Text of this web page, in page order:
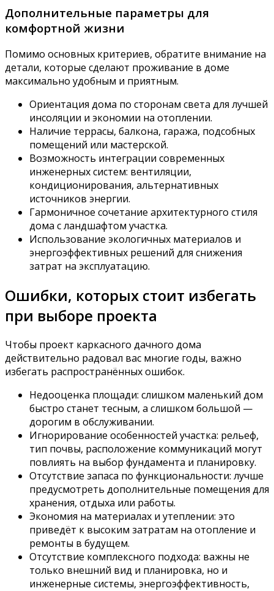
Дополнительные параметры для
комфортной жизни
Помимо основных критериев, обратите внимание на
детали, которые сделают проживание в доме
максимально удобным и приятным.
Ориентация дома по сторонам света для лучшей
инсоляции и экономии на отоплении.
Наличие террасы, балкона, гаража, подсобных
помещений или мастерской.
Возможность интеграции современных
инженерных систем: вентиляции,
кондиционирования, альтернативных
источников энергии.
Гармоничное сочетание архитектурного стиля
дома с ландшафтом участка.
Использование экологичных материалов и
энергоэффективных решений для снижения
затрат на эксплуатацию.
Ошибки, которых стоит избегать
при выборе проекта
Чтобы проект каркасного дачного дома
действительно радовал вас многие годы, важно
избегать распространённых ошибок.
Недооценка площади: слишком маленький дом
быстро станет тесным, а слишком большой —
дорогим в обслуживании.
Игнорирование особенностей участка: рельеф,
тип почвы, расположение коммуникаций могут
повлиять на выбор фундамента и планировку.
Отсутствие запаса по функциональности: лучше
предусмотреть дополнительные помещения для
хранения, отдыха или работы.
Экономия на материалах и утеплении: это
приведёт к высоким затратам на отопление и
ремонты в будущем.
Отсутствие комплексного подхода: важны не
только внешний вид и планировка, но и
инженерные системы, энергоэффективность,